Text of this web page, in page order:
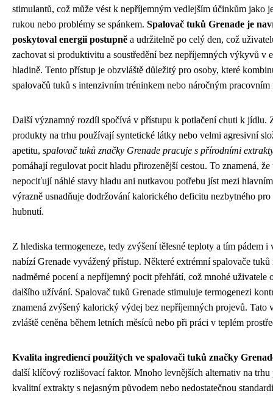
stimulantů, což může vést k nepříjemným vedlejším účinkům jako
rukou nebo problémy se spánkem. Spalovač tuků Grenade je
poskytoval energii postupně a udržitelně po celý den, což
zachovat si produktivitu a soustředění bez nepříjemných výkyvů v
hladině. Tento přístup je obzvláště důležitý pro osoby, které
spalovačů tuků s intenzivním tréninkem nebo náročným pracovním
Další významný rozdíl spočívá v přístupu k potlačení chuti k jídlu.
produkty na trhu používají syntetické látky nebo velmi agresivní
apetitu, spalovač tuků značky Grenade pracuje s přírodními
pomáhají regulovat pocit hladu přirozenější cestou. To znamená, že
nepociťují náhlé stavy hladu ani nutkavou potřebu jíst mezi
výrazně usnadňuje dodržování kalorického deficitu nezbytného pro
hubnutí.
Z hlediska termogeneze, tedy zvýšení tělesné teploty a tím pádem i
nabízí Grenade vyvážený přístup. Některé extrémní spalovače
nadměrné pocení a nepříjemný pocit přehřátí, což mnohé uživatele
dalšího užívání. Spalovač tuků Grenade stimuluje termogenezi
znamená zvýšený kalorický výdej bez nepříjemných projevů. Tato
zvláště ceněna během letních měsíců nebo při práci v teplém
Kvalita ingrediencí použitých ve spalovači tuků značky
další klíčový rozlišovací faktor. Mnoho levnějších alternativ na
kvalitní extrakty s nejasným původem nebo nedostatečnou